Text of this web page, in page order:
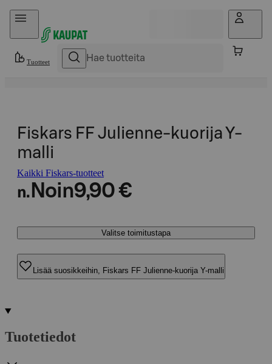
Hyppää sisältöön
Tuotteet
Fiskars FF Julienne-kuorija Y-
malli
Kaikki Fiskars-tuotteet
n. Noin9,90 €
Valitse toimitustapa
Lisää suosikkeihin, Fiskars FF Julienne-kuorija Y-malli
Tuotetiedot